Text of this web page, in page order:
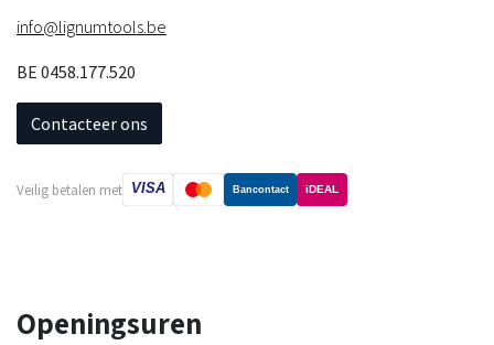
info@lignumtools.be
BE 0458.177.520
Contacteer ons
Veilig betalen met VISA Bancontact iDEAL
Openingsuren